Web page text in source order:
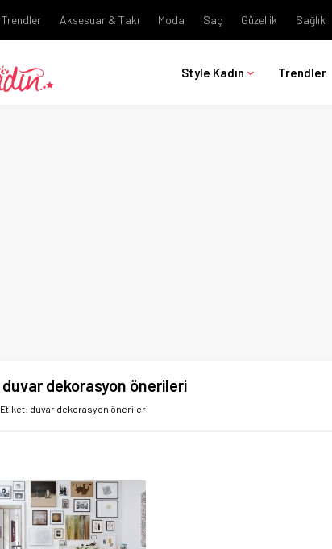
Trendler Aksesuar & Takı Moda Saç Güzellik Sağlık
Style Kadın Trendler
duvar dekorasyon önerileri
Etiket: duvar dekorasyon önerileri